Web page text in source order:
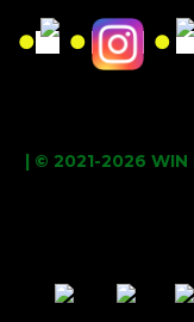
● ● ●
| © 2021-2026 WIN